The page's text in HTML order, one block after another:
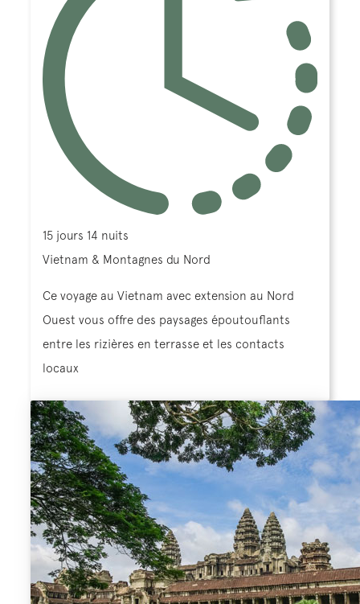
15 jours 14 nuits
Vietnam & Montagnes du Nord
Ce voyage au Vietnam avec extension au Nord
Ouest vous offre des paysages époutouflants
entre les rizières en terrasse et les contacts
locaux